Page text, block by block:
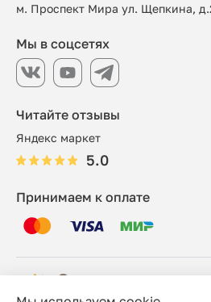
Читайте отзывы
Яндекс маркет
5.0
м. Проспект Мира ул. Щепкина,
Принимаем к оплате
Мы в соцсетях